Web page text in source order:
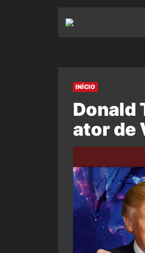
INÍCIO
Donald
ator de